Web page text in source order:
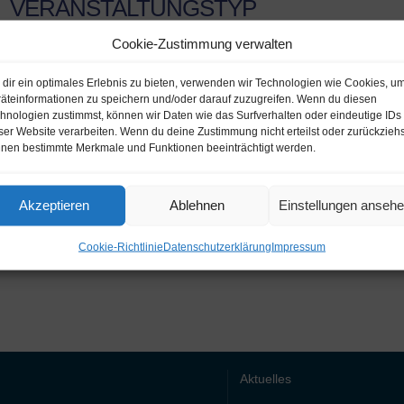
Cookie-Zustimmung verwalten
dir ein optimales Erlebnis zu bieten, verwenden wir Technologien wie Cookies,
zu speichern und/oder darauf zuzugreifen. Wenn du diesen
zustimmst, können wir Daten wie das Surfverhalten oder eindeutige IDs
Website verarbeiten. Wenn du deine Zustimmung nicht erteilst oder
bestimmte Merkmale und Funktionen beeinträchtigt werden.
Akzeptieren Ablehnen Einstellungen
Cookie-RichtlinieDatenschutzerklärungImpressum
iCalendar
VERANSTALTUNGSTYP
dass eine Teilnahme an unseren Veranstaltungen
in unserem Büro möglich ist.
und danken Ihnen für Ihre Unterstützung.
Aktuelles